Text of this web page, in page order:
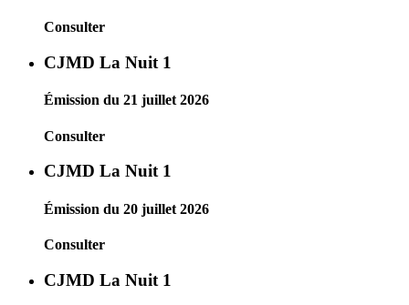
Consulter
CJMD La Nuit 1
Émission du 21 juillet 2026
Consulter
CJMD La Nuit 1
Émission du 20 juillet 2026
Consulter
CJMD La Nuit 1